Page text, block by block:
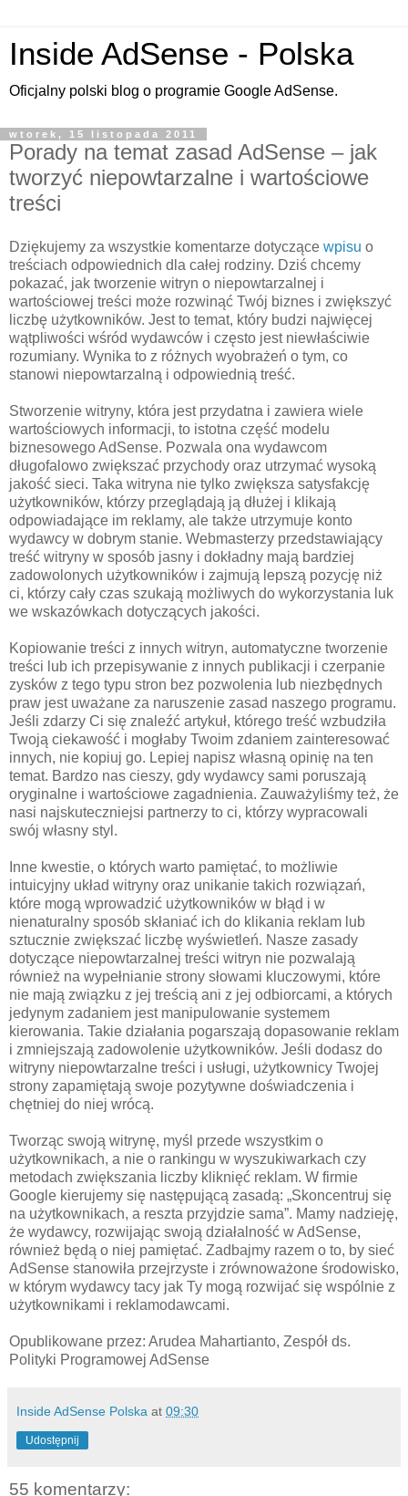
Inside AdSense - Polska
Oficjalny polski blog o programie Google AdSense.
wtorek, 15 listopada 2011
Porady na temat zasad AdSense – jak
tworzyć niepowtarzalne i wartościowe
treści
Dziękujemy za wszystkie komentarze dotyczące wpisu o
treściach odpowiednich dla całej rodziny. Dziś chcemy
pokazać, jak tworzenie witryn o niepowtarzalnej i
wartościowej treści może rozwinąć Twój biznes i zwiększyć
liczbę użytkowników. Jest to temat, który budzi najwięcej
wątpliwości wśród wydawców i często jest niewłaściwie
rozumiany. Wynika to z różnych wyobrażeń o tym, co
stanowi niepowtarzalną i odpowiednią treść.
Stworzenie witryny, która jest przydatna i zawiera wiele
wartościowych informacji, to istotna część modelu
biznesowego AdSense. Pozwala ona wydawcom
długofalowo zwiększać przychody oraz utrzymać wysoką
jakość sieci. Taka witryna nie tylko zwiększa satysfakcję
użytkowników, którzy przeglądają ją dłużej i klikają
odpowiadające im reklamy, ale także utrzymuje konto
wydawcy w dobrym stanie. Webmasterzy przedstawiający
treść witryny w sposób jasny i dokładny mają bardziej
zadowolonych użytkowników i zajmują lepszą pozycję niż
ci, którzy cały czas szukają możliwych do wykorzystania luk
we wskazówkach dotyczących jakości.
Kopiowanie treści z innych witryn, automatyczne tworzenie
treści lub ich przepisywanie z innych publikacji i czerpanie
zysków z tego typu stron bez pozwolenia lub niezbędnych
praw jest uważane za naruszenie zasad naszego programu.
Jeśli zdarzy Ci się znaleźć artykuł, którego treść wzbudziła
Twoją ciekawość i mogłaby Twoim zdaniem zainteresować
innych, nie kopiuj go. Lepiej napisz własną opinię na ten
temat. Bardzo nas cieszy, gdy wydawcy sami poruszają
oryginalne i wartościowe zagadnienia. Zauważyliśmy też, że
nasi najskuteczniejsi partnerzy to ci, którzy wypracowali
swój własny styl.
Inne kwestie, o których warto pamiętać, to możliwie
intuicyjny układ witryny oraz unikanie takich rozwiązań,
które mogą wprowadzić użytkowników w błąd i w
nienaturalny sposób skłaniać ich do klikania reklam lub
sztucznie zwiększać liczbę wyświetleń. Nasze zasady
dotyczące niepowtarzalnej treści witryn nie pozwalają
również na wypełnianie strony słowami kluczowymi, które
nie mają związku z jej treścią ani z jej odbiorcami, a których
jedynym zadaniem jest manipulowanie systemem
kierowania. Takie działania pogarszają dopasowanie reklam
i zmniejszają zadowolenie użytkowników. Jeśli dodasz do
witryny niepowtarzalne treści i usługi, użytkownicy Twojej
strony zapamiętają swoje pozytywne doświadczenia i
chętniej do niej wrócą.
Tworząc swoją witrynę, myśl przede wszystkim o
użytkownikach, a nie o rankingu w wyszukiwarkach czy
metodach zwiększania liczby kliknięć reklam. W firmie
Google kierujemy się następującą zasadą: „Skoncentruj się
na użytkownikach, a reszta przyjdzie sama”. Mamy nadzieję,
że wydawcy, rozwijając swoją działalność w AdSense,
również będą o niej pamiętać. Zadbajmy razem o to, by sieć
AdSense stanowiła przejrzyste i zrównoważone środowisko,
w którym wydawcy tacy jak Ty mogą rozwijać się wspólnie z
użytkownikami i reklamodawcami.
Opublikowane przez: Arudea Mahartianto, Zespół ds.
Polityki Programowej AdSense
Inside AdSense Polska at 09:30
Udostępnij
55 komentarzy: